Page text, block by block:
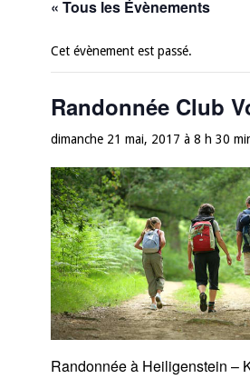
« Tous les Évènements
Cet évènement est passé.
Randonnée Club
dimanche 21 mai, 2017 à 8 h 30
Randonnée à Heiligenstein –